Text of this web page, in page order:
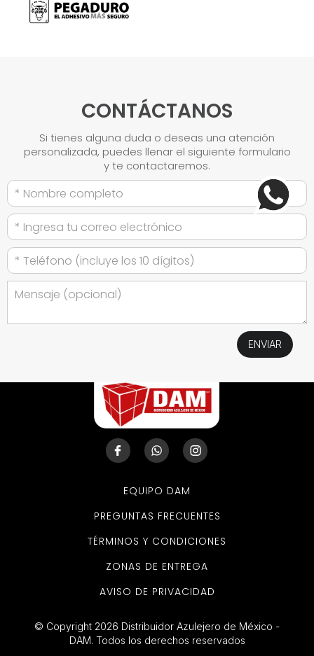
CONTÁCTANOS
Si tienes alguna duda o deseas una atención
personalizada, puedes llenar el siguiente formulario
y te contactaremos.
EQUIPO DAM
PREGUNTAS FRECUENTES
TÉRMINOS Y CONDICIONES
ZONAS DE ENTREGA
AVISO DE PRIVACIDAD
© Copyright 2026 Distribuidor Azulejero de México -
DAM. Todos los derechos reservados